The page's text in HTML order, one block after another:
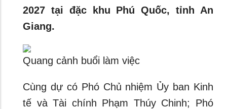
2027 tại đặc khu Phú Quốc, tỉnh An
Giang.
Quang cảnh buổi làm việc
Cùng dự có Phó Chủ nhiệm Ủy ban Kinh
tế và Tài chính Phạm Thúy Chinh; Phó